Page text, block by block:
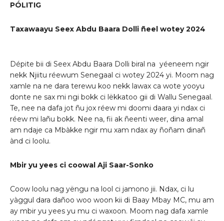
PÓLITIG
Taxawaayu Seex Abdu Baara Dolli ñeel wotey 2024
Dépite bii di Seex Abdu Baara Dolli biral na yéeneem ngir
nekk Njiitu réewum Senegaal ci wotey 2024 yi. Moom nag
xamle na ne dara terewu koo nekk lawax ca wote yooyu
donte ne sax mi ngi bokk ci lëkkatoo gii di Wallu Senegaal.
Te, nee na dafa jot ñu jox réew mi doomi daara yi ndax ci
réew mi lañu bokk. Nee na, fii ak ñeenti weer, dina amal
am ndaje ca Mbàkke ngir mu xam ndax ay ñoñam dinañ
ànd ci loolu.
Mbir yu yees ci coowal Aji Saar-Sonko
Coow loolu nag yëngu na lool ci jamono jii. Ndax, ci lu
yàggul dara dañoo woo woon kii di Baay Mbay MC, mu am
ay mbir yu yees yu mu ci waxoon. Moom nag dafa xamle